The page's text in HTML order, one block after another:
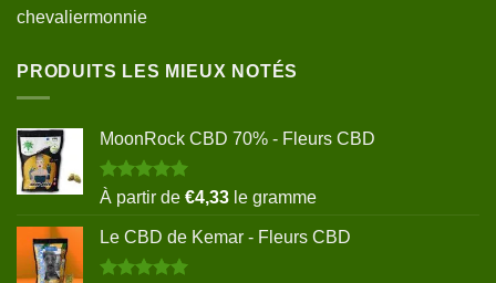
chevaliermonnie
PRODUITS LES MIEUX NOTÉS
MoonRock CBD 70% - Fleurs CBD
Note5.00
sur 5
À partir de €4,33 le gramme
Le CBD de Kemar - Fleurs CBD